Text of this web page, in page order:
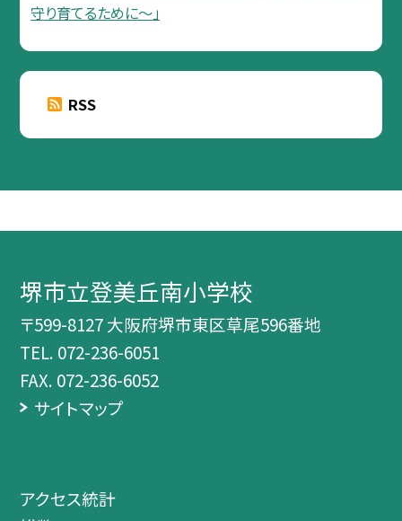
守り育てるために〜」
RSS
堺市立登美丘南小学校
〒599-8127 大阪府堺市東区草尾596番地
TEL. 072-236-6051
FAX. 072-236-6052
サイトマップ
アクセス統計